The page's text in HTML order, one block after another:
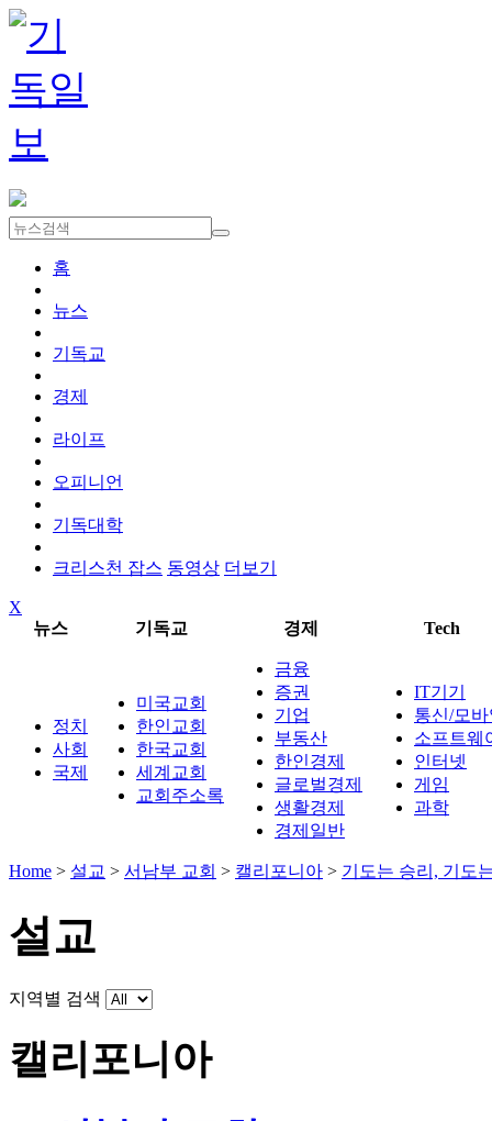
홈
뉴스
기독교
경제
라이프
오피니언
기독대학
크리스천 잡스 동영상 더보기
X
뉴스
기독교 경제 Tech
정치
사회
국제
미국교회
한인교회
한국교회
세계교회
교회주소록
금융
증권
기업
부동산
한인경제
글로벌경제
생활경제
경제일반
IT기기
통신/모
소프트웨
인터넷
게임
과학
Home > 설교 > 서남부 교회 > 캘리포니아 > 기도는 승리, 기도
설교
지역별 검색
캘리포니아